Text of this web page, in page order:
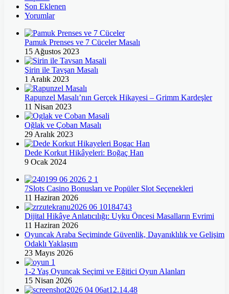
Son Eklenen
Yorumlar
Pamuk Prenses ve 7 Cüceler Masalı
15 Ağustos 2023
Şirin ile Tavşan Masalı
1 Aralık 2023
Rapunzel Masalı’nın Gerçek Hikayesi – Grimm Kardeşler
11 Nisan 2023
Oğlak ve Çoban Masalı
29 Aralık 2023
Dede Korkut Hikâyeleri: Boğaç Han
9 Ocak 2024
7Slots Casino Bonusları ve Popüler Slot Seçenekleri
11 Haziran 2026
Dijital Hikâye Anlatıcılığı: Uyku Öncesi Masalların Evrimi
11 Haziran 2026
Oyuncak Araba Seçiminde Güvenlik, Dayanıklılık ve Gelişim
Odaklı Yaklaşım
23 Mayıs 2026
1-2 Yaş Oyuncak Seçimi ve Eğitici Oyun Alanları
15 Nisan 2026